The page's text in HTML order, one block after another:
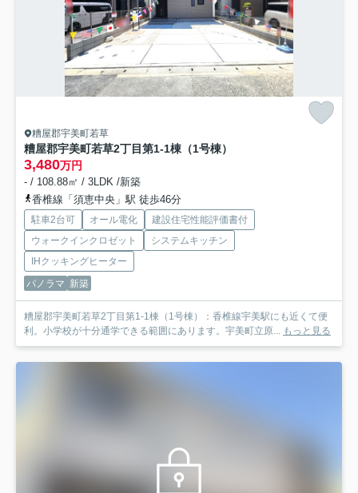
糟屋郡宇美町若草
糟屋郡宇美町若草2丁目第1-1棟（1号棟）
3,480万円
- / 108.88㎡ / 3LDK /新築
香椎線「須恵中央」駅 徒歩46分
駐車2台可 オール電化
建設住宅性能評価書付
ウォークインクロゼット
システムキッチン
IHクッキングヒーター
パノラマ 新築
糟屋郡宇美町若草2丁目第1-1棟（1号棟）：香椎線宇美駅にも近くて便
利。小学校が十分通学できる範囲にあります。宇美町立原... もっと見る